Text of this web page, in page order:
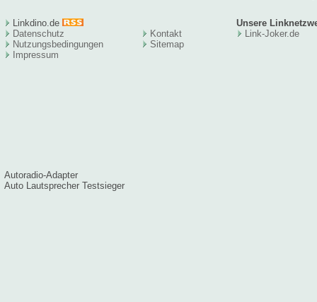
Linkdino.de
Unsere
Datenschutz
Nutzungsbedingungen
Impressum
Kontakt
Sitemap
Link-Joker.de
Autoradio-Adapter
Auto Lautsprecher Testsieger